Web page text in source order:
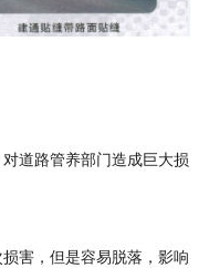
道路管养部门造成巨大损
害，但是容易脱落，影响